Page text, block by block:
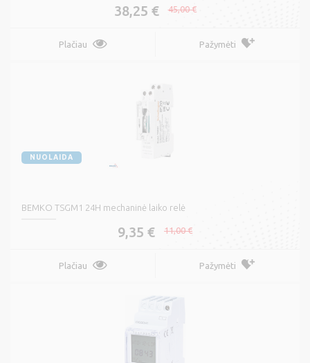
38,25 € 45,00 €
Plačiau Pažymėti
NUOLAIDA
BEMKO TSGM1 24H mechaninė laiko relė
9,35 € 11,00 €
Plačiau Pažymėti